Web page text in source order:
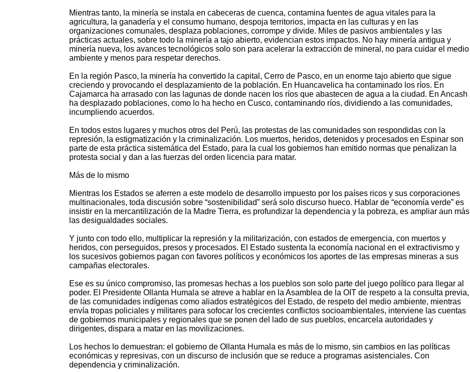
Mientras tanto, la minería se instala en cabeceras de cuenca, contamina fuentes de agua vitales para la
agricultura, la ganadería y el consumo humano, despoja territorios, impacta en las culturas y en las
organizaciones comunales, desplaza poblaciones, corrompe y divide. Miles de pasivos ambientales y las
prácticas actuales, sobre todo la minería a tajo abierto, evidencian estos impactos. No hay minería antigua y
minería nueva, los avances tecnológicos solo son para acelerar la extracción de mineral, no para cuidar el medio
ambiente y menos para respetar derechos.
En la región Pasco, la minería ha convertido la capital, Cerro de Pasco, en un enorme tajo abierto que sigue
creciendo y provocando el desplazamiento de la población. En Huancavelica ha contaminado los ríos. En
Cajamarca ha arrasado con las lagunas de donde nacen los ríos que abastecen de agua a la ciudad. En Ancash
ha desplazado poblaciones, como lo ha hecho en Cusco, contaminando ríos, dividiendo a las comunidades,
incumpliendo acuerdos.
En todos estos lugares y muchos otros del Perú, las protestas de las comunidades son respondidas con la
represión, la estigmatización y la criminalización. Los muertos, heridos, detenidos y procesados en Espinar son
parte de esta práctica sistemática del Estado, para la cual los gobiernos han emitido normas que penalizan la
protesta social y dan a las fuerzas del orden licencia para matar.
Más de lo mismo
Mientras los Estados se aferren a este modelo de desarrollo impuesto por los países ricos y sus corporaciones
multinacionales, toda discusión sobre “sostenibilidad” será solo discurso hueco. Hablar de “economía verde” es
insistir en la mercantilización de la Madre Tierra, es profundizar la dependencia y la pobreza, es ampliar aun más
las desigualdades sociales.
Y junto con todo ello, multiplicar la represión y la militarización, con estados de emergencia, con muertos y
heridos, con perseguidos, presos y procesados. El Estado sustenta la economía nacional en el extractivismo y
los sucesivos gobiernos pagan con favores políticos y económicos los aportes de las empresas mineras a sus
campañas electorales.
Ese es su único compromiso, las promesas hechas a los pueblos son solo parte del juego político para llegar al
poder. El Presidente Ollanta Humala se atreve a hablar en la Asamblea de la OIT de respeto a la consulta previa,
de las comunidades indígenas como aliados estratégicos del Estado, de respeto del medio ambiente, mientras
envía tropas policiales y militares para sofocar los crecientes conflictos socioambientales, interviene las cuentas
de gobiernos municipales y regionales que se ponen del lado de sus pueblos, encarcela autoridades y
dirigentes, dispara a matar en las movilizaciones.
Los hechos lo demuestran: el gobierno de Ollanta Humala es más de lo mismo, sin cambios en las políticas
económicas y represivas, con un discurso de inclusión que se reduce a programas asistenciales. Con
dependencia y criminalización.